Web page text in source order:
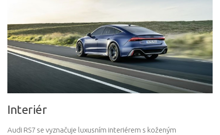
Interiér
Audi RS7 se vyznačuje luxusním interiérem s koženým